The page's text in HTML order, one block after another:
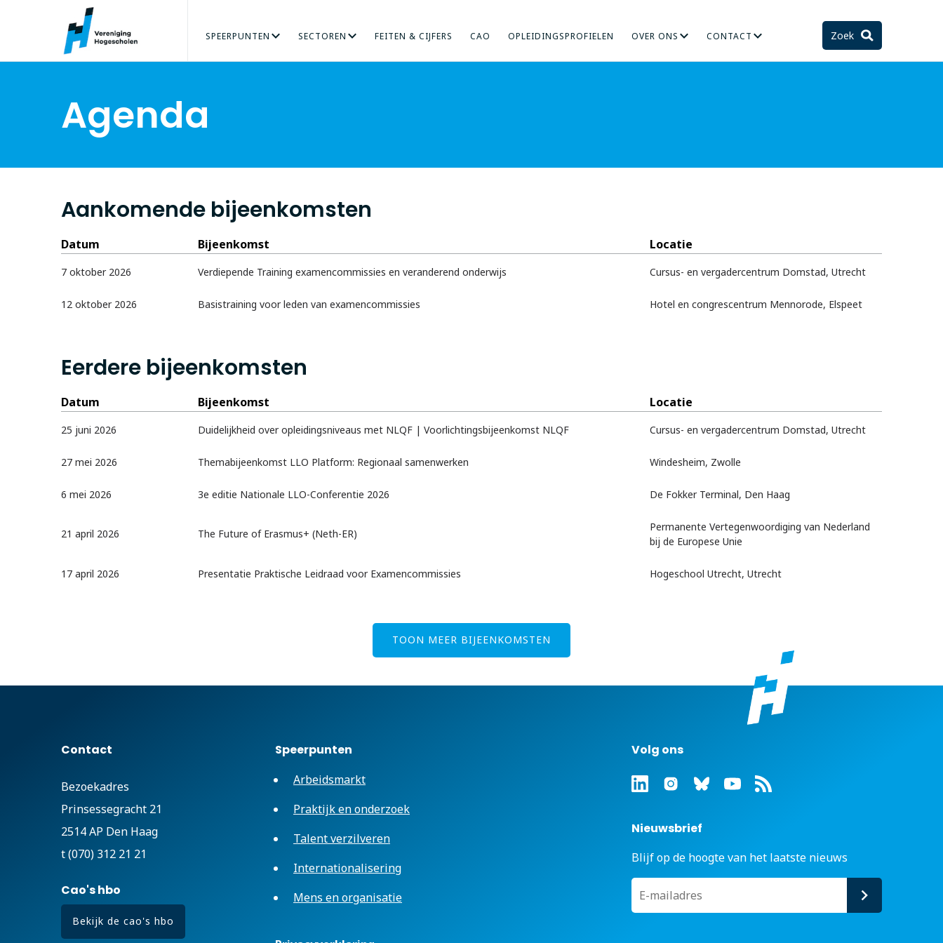
SPEERPUNTEN
ARBEIDSMARKT TALENT VERZILVEREN PRAKTIJKGERICHT ONDERZOEK INTERNATIONALISERING MENS EN ORGANISATIE STELSEL EN TOEKOMST
SECTOREN
AGRO & FOOD ECONOMIE GEZONDHEIDSZORG HOGERE SOCIALE STUDIES KUNST ONDERWIJS
FEITEN & CIJFERS CAO OPLEIDINGSPROFIELEN OVER ONS
ORGANISATIE ONZE MENSEN VACATURES
CONTACT
ADRES PERS VRAAG
Zoek
Agenda
Aankomende bijeenkomsten
Datum Bijeenkomst Locatie
7 oktober 2026 Verdiepende Training examencommissies en veranderend onderwijs Cursus- en vergadercentrum Domstad, Utrecht
12 oktober 2026 Basistraining voor leden van examencommissies Hotel en congrescentrum Mennorode, Elspeet
Eerdere bijeenkomsten
Datum Bijeenkomst Locatie
25 juni 2026 Duidelijkheid over opleidingsniveaus met NLQF | Voorlichtingsbijeenkomst NLQF Cursus- en vergadercentrum Domstad, Utrecht
27 mei 2026 Themabijeenkomst LLO Platform: Regionaal samenwerken Windesheim, Zwolle
6 mei 2026 3e editie Nationale LLO-Conferentie 2026 De Fokker Terminal, Den Haag
21 april 2026 The Future of Erasmus+ (Neth-ER)
Permanente Vertegenwoordiging van Nederland
bij de Europese Unie
17 april 2026 Presentatie Praktische Leidraad voor Examencommissies Hogeschool Utrecht, Utrecht
TOON MEER BIJEENKOMSTEN
Contact
Bezoekadres
Prinsessegracht 21
2514 AP Den Haag
t (070) 312 21 21
Cao's hbo
Bekijk de cao's hbo
Speerpunten
Arbeidsmarkt
Praktijk en onderzoek
Talent verzilveren
Internationalisering
Mens en organisatie
Volg ons
Nieuwsbrief
Blijf op de hoogte van het laatste nieuws